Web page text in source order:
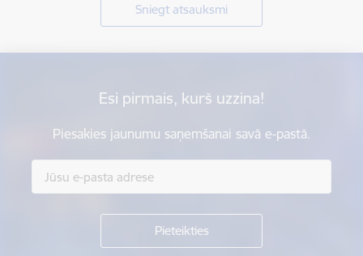
Sniegt atsauksmi
Esi pirmais, kurš uzzina!
Piesakies jaunumu saņemšanai savā e-pastā.